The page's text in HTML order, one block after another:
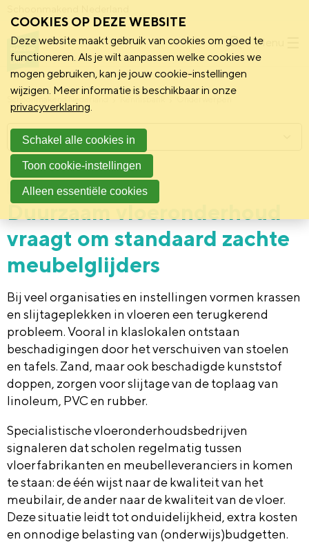
Menu
Schoonmakend Nederland
Praktijk 7 juli 2026
Duurzaam vloeronderhoud
vraagt om standaard zachte
meubelglijders
Bij veel organisaties en instellingen vormen krassen
en slijtageplekken in vloeren een terugkerend
probleem. Vooral in klaslokalen ontstaan
beschadigingen door het verschuiven van stoelen
en tafels. Zand, maar ook beschadigde kunststof
doppen, zorgen voor slijtage van de toplaag van
linoleum, PVC en rubber.
Specialistische vloeronderhoudsbedrijven
signaleren dat scholen regelmatig tussen
vloerfabrikanten en meubelleveranciers in komen
te staan: de één wijst naar de kwaliteit van het
meubilair, de ander naar de kwaliteit van de vloer.
Deze situatie leidt tot onduidelijkheid, extra kosten
en onnodige belasting van (onderwijs)budgetten.
Menu
COOKIES OP DEZE WEBSITE
Deze website maakt gebruik van cookies om goed te
functioneren. Als je wilt aanpassen welke cookies we
mogen gebruiken, kan je jouw cookie-instellingen
wijzigen. Meer informatie is beschikbaar in onze
privacyverklaring.
Schakel alle cookies in
Toon cookie-instellingen
Alleen essentiële cookies